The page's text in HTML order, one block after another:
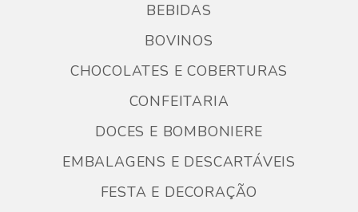
BEBIDAS
BOVINOS
CHOCOLATES E COBERTURAS
CONFEITARIA
DOCES E BOMBONIERE
EMBALAGENS E DESCARTÁVEIS
FESTA E DECORAÇÃO